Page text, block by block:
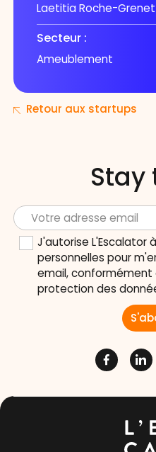
Laetitia Roche-Grenet
Secteur :
Ameublement
Retour aux startups
Stay
J'autorise L'Escalator
personnelles pour
email,
protection des